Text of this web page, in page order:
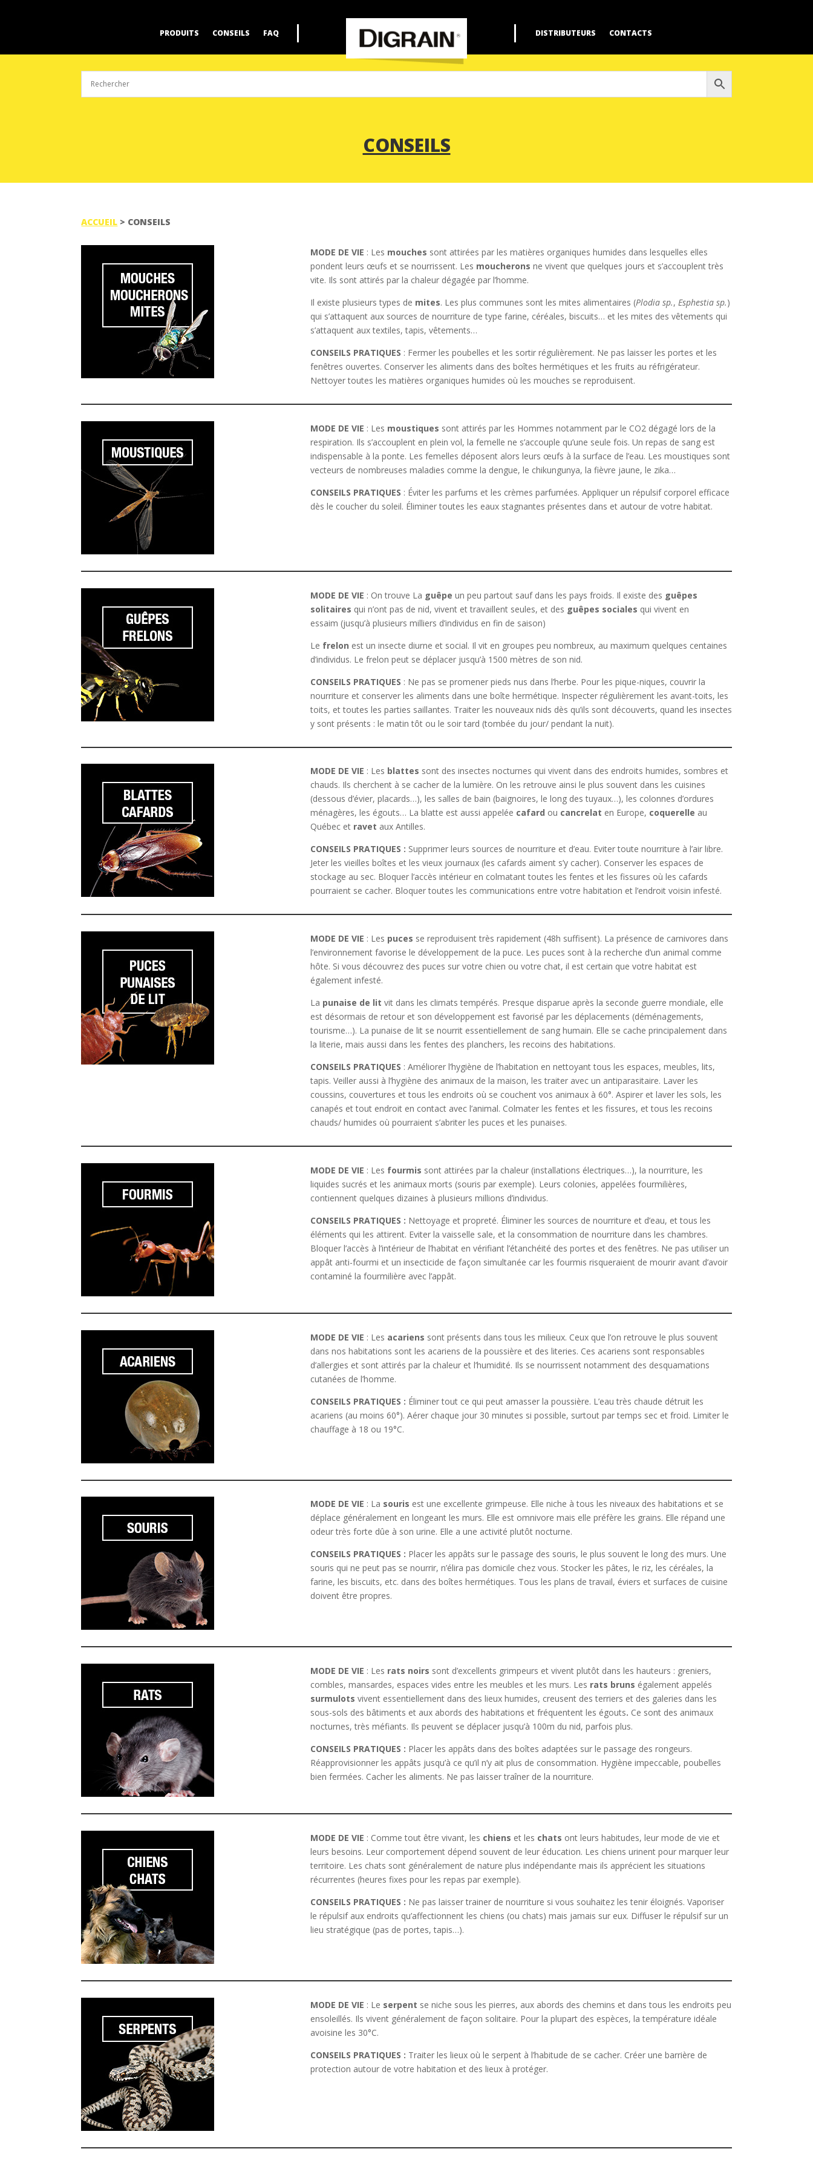
PRODUITS CONSEILS FAQ DISTRIBUTEURS CONTACTS
CONSEILS
ACCUEIL > CONSEILS
MODE DE VIE : Les mouches sont attirées par les matières organiques humides dans lesquelles elles
pondent leurs œufs et se nourrissent. Les moucherons ne vivent que quelques jours et s’accouplent très
vite. Ils sont attirés par la chaleur dégagée par l’homme.
Il existe plusieurs types de mites. Les plus communes sont les mites alimentaires (Plodia sp., Esphestia sp.)
qui s’attaquent aux sources de nourriture de type farine, céréales, biscuits… et les mites des vêtements qui
s’attaquent aux textiles, tapis, vêtements…
CONSEILS PRATIQUES : Fermer les poubelles et les sortir régulièrement. Ne pas laisser les portes et les
fenêtres ouvertes. Conserver les aliments dans des boîtes hermétiques et les fruits au réfrigérateur.
Nettoyer toutes les matières organiques humides où les mouches se reproduisent.
MODE DE VIE : Les moustiques sont attirés par les Hommes notamment par le CO2 dégagé lors de la
respiration. Ils s’accouplent en plein vol, la femelle ne s’accouple qu’une seule fois. Un repas de sang est
indispensable à la ponte. Les femelles déposent alors leurs œufs à la surface de l’eau. Les moustiques sont
vecteurs de nombreuses maladies comme la dengue, le chikungunya, la fièvre jaune, le zika…
CONSEILS PRATIQUES : Éviter les parfums et les crèmes parfumées. Appliquer un répulsif corporel efficace
dès le coucher du soleil. Éliminer toutes les eaux stagnantes présentes dans et autour de votre habitat.
MODE DE VIE : On trouve La guêpe un peu partout sauf dans les pays froids. Il existe des guêpes
solitaires qui n’ont pas de nid, vivent et travaillent seules, et des guêpes sociales qui vivent en
essaim (jusqu’à plusieurs milliers d’individus en fin de saison)
Le frelon est un insecte diurne et social. Il vit en groupes peu nombreux, au maximum quelques centaines
d’individus. Le frelon peut se déplacer jusqu’à 1500 mètres de son nid.
CONSEILS PRATIQUES : Ne pas se promener pieds nus dans l’herbe. Pour les pique-niques, couvrir la
nourriture et conserver les aliments dans une boîte hermétique. Inspecter régulièrement les avant-toits, les
toits, et toutes les parties saillantes. Traiter les nouveaux nids dès qu’ils sont découverts, quand les insectes
y sont présents : le matin tôt ou le soir tard (tombée du jour/ pendant la nuit).
MODE DE VIE : Les blattes sont des insectes nocturnes qui vivent dans des endroits humides, sombres et
chauds. Ils cherchent à se cacher de la lumière. On les retrouve ainsi le plus souvent dans les cuisines
(dessous d’évier, placards…), les salles de bain (baignoires, le long des tuyaux…), les colonnes d’ordures
ménagères, les égouts… La blatte est aussi appelée cafard ou cancrelat en Europe, coquerelle au
Québec et ravet aux Antilles.
CONSEILS PRATIQUES : Supprimer leurs sources de nourriture et d’eau. Eviter toute nourriture à l’air libre.
Jeter les vieilles boîtes et les vieux journaux (les cafards aiment s’y cacher). Conserver les espaces de
stockage au sec. Bloquer l’accès intérieur en colmatant toutes les fentes et les fissures où les cafards
pourraient se cacher. Bloquer toutes les communications entre votre habitation et l’endroit voisin infesté.
MODE DE VIE : Les puces se reproduisent très rapidement (48h suffisent). La présence de carnivores dans
l’environnement favorise le développement de la puce. Les puces sont à la recherche d’un animal comme
hôte. Si vous découvrez des puces sur votre chien ou votre chat, il est certain que votre habitat est
également infesté.
La punaise de lit vit dans les climats tempérés. Presque disparue après la seconde guerre mondiale, elle
est désormais de retour et son développement est favorisé par les déplacements (déménagements,
tourisme…). La punaise de lit se nourrit essentiellement de sang humain. Elle se cache principalement dans
la literie, mais aussi dans les fentes des planchers, les recoins des habitations.
CONSEILS PRATIQUES : Améliorer l’hygiène de l’habitation en nettoyant tous les espaces, meubles, lits,
tapis. Veiller aussi à l’hygiène des animaux de la maison, les traiter avec un antiparasitaire. Laver les
coussins, couvertures et tous les endroits où se couchent vos animaux à 60°. Aspirer et laver les sols, les
canapés et tout endroit en contact avec l’animal. Colmater les fentes et les fissures, et tous les recoins
chauds/ humides où pourraient s’abriter les puces et les punaises.
MODE DE VIE : Les fourmis sont attirées par la chaleur (installations électriques…), la nourriture, les
liquides sucrés et les animaux morts (souris par exemple). Leurs colonies, appelées fourmilières,
contiennent quelques dizaines à plusieurs millions d’individus.
CONSEILS PRATIQUES : Nettoyage et propreté. Éliminer les sources de nourriture et d’eau, et tous les
éléments qui les attirent. Eviter la vaisselle sale, et la consommation de nourriture dans les chambres.
Bloquer l’accès à l’intérieur de l’habitat en vérifiant l’étanchéité des portes et des fenêtres. Ne pas utiliser un
appât anti-fourmi et un insecticide de façon simultanée car les fourmis risqueraient de mourir avant d’avoir
contaminé la fourmilière avec l’appât.
MODE DE VIE : Les acariens sont présents dans tous les milieux. Ceux que l’on retrouve le plus souvent
dans nos habitations sont les acariens de la poussière et des literies. Ces acariens sont responsables
d’allergies et sont attirés par la chaleur et l’humidité. Ils se nourrissent notamment des desquamations
cutanées de l’homme.
CONSEILS PRATIQUES : Éliminer tout ce qui peut amasser la poussière. L’eau très chaude détruit les
acariens (au moins 60°). Aérer chaque jour 30 minutes si possible, surtout par temps sec et froid. Limiter le
chauffage à 18 ou 19°C.
MODE DE VIE : La souris est une excellente grimpeuse. Elle niche à tous les niveaux des habitations et se
déplace généralement en longeant les murs. Elle est omnivore mais elle préfère les grains. Elle répand une
odeur très forte dûe à son urine. Elle a une activité plutôt nocturne.
CONSEILS PRATIQUES : Placer les appâts sur le passage des souris, le plus souvent le long des murs. Une
souris qui ne peut pas se nourrir, n’élira pas domicile chez vous. Stocker les pâtes, le riz, les céréales, la
farine, les biscuits, etc. dans des boîtes hermétiques. Tous les plans de travail, éviers et surfaces de cuisine
doivent être propres.
MODE DE VIE : Les rats noirs sont d’excellents grimpeurs et vivent plutôt dans les hauteurs : greniers,
combles, mansardes, espaces vides entre les meubles et les murs. Les rats bruns également appelés
surmulots vivent essentiellement dans des lieux humides, creusent des terriers et des galeries dans les
sous-sols des bâtiments et aux abords des habitations et fréquentent les égouts. Ce sont des animaux
nocturnes, très méfiants. Ils peuvent se déplacer jusqu’à 100m du nid, parfois plus.
CONSEILS PRATIQUES : Placer les appâts dans des boîtes adaptées sur le passage des rongeurs.
Réapprovisionner les appâts jusqu’à ce qu’il n’y ait plus de consommation. Hygiène impeccable, poubelles
bien fermées. Cacher les aliments. Ne pas laisser traîner de la nourriture.
MODE DE VIE : Comme tout être vivant, les chiens et les chats ont leurs habitudes, leur mode de vie et
leurs besoins. Leur comportement dépend souvent de leur éducation. Les chiens urinent pour marquer leur
territoire. Les chats sont généralement de nature plus indépendante mais ils apprécient les situations
récurrentes (heures fixes pour les repas par exemple).
CONSEILS PRATIQUES : Ne pas laisser trainer de nourriture si vous souhaitez les tenir éloignés. Vaporiser
le répulsif aux endroits qu’affectionnent les chiens (ou chats) mais jamais sur eux. Diffuser le répulsif sur un
lieu stratégique (pas de portes, tapis…).
MODE DE VIE : Le serpent se niche sous les pierres, aux abords des chemins et dans tous les endroits peu
ensoleillés. Ils vivent généralement de façon solitaire. Pour la plupart des espèces, la température idéale
avoisine les 30°C.
CONSEILS PRATIQUES : Traiter les lieux où le serpent à l’habitude de se cacher. Créer une barrière de
protection autour de votre habitation et des lieux à protéger.